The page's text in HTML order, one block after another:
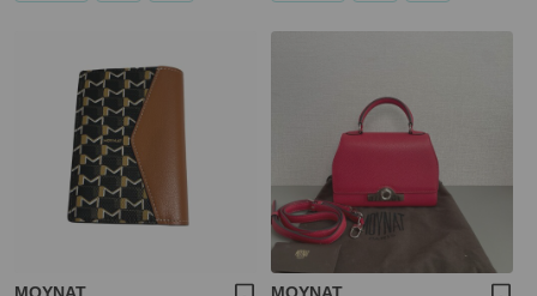
MOYNAT MOYNAT